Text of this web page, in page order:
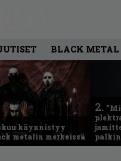
BLACK METAL
käynnistyy
metalin merkeissä
2.